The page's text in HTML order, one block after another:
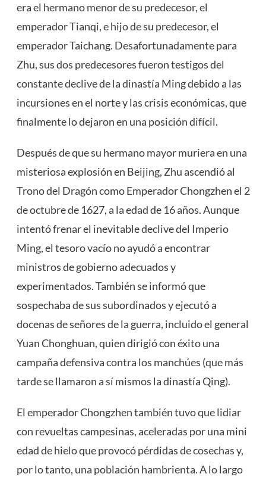
era el hermano menor de su predecesor, el
emperador Tianqi, e hijo de su predecesor, el
emperador Taichang. Desafortunadamente para
Zhu, sus dos predecesores fueron testigos del
constante declive de la dinastía Ming debido a las
incursiones en el norte y las crisis económicas, que
finalmente lo dejaron en una posición difícil.
Después de que su hermano mayor muriera en una
misteriosa explosión en Beijing, Zhu ascendió al
Trono del Dragón como Emperador Chongzhen el 2
de octubre de 1627, a la edad de 16 años. Aunque
intentó frenar el inevitable declive del Imperio
Ming, el tesoro vacío no ayudó a encontrar
ministros de gobierno adecuados y
experimentados. También se informó que
sospechaba de sus subordinados y ejecutó a
docenas de señores de la guerra, incluido el general
Yuan Chonghuan, quien dirigió con éxito una
campaña defensiva contra los manchúes (que más
tarde se llamaron a sí mismos la dinastía Qing).
El emperador Chongzhen también tuvo que lidiar
con revueltas campesinas, aceleradas por una mini
edad de hielo que provocó pérdidas de cosechas y,
por lo tanto, una población hambrienta. A lo largo